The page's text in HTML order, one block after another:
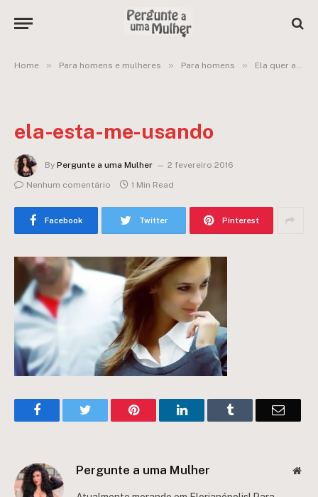
Home » Para homens e mulheres » Para homens » Ela quer algo sério ou está apenas me enrolando?
ela-esta-me-usando
By Pergunte a uma Mulher
2 fevereiro 2016
Nenhum comentário
1 Min Read
Facebook Twitter Pinterest
FacebookTwitter Pinterest LinkedInTumblr Email
Pergunte a uma Mulher